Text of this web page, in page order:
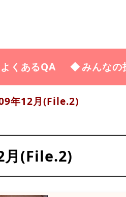
よくあるQA みんなの
年12月(File.2)
月(File.2)